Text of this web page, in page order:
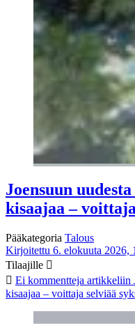
Joensuun
kisaajaa –
Pääkategoria Talous
Kirjoitettu 6. elokuuta 2026,
Tilaajille
Ei kommentteja artikkeliin
kisaajaa – voittaja selviää